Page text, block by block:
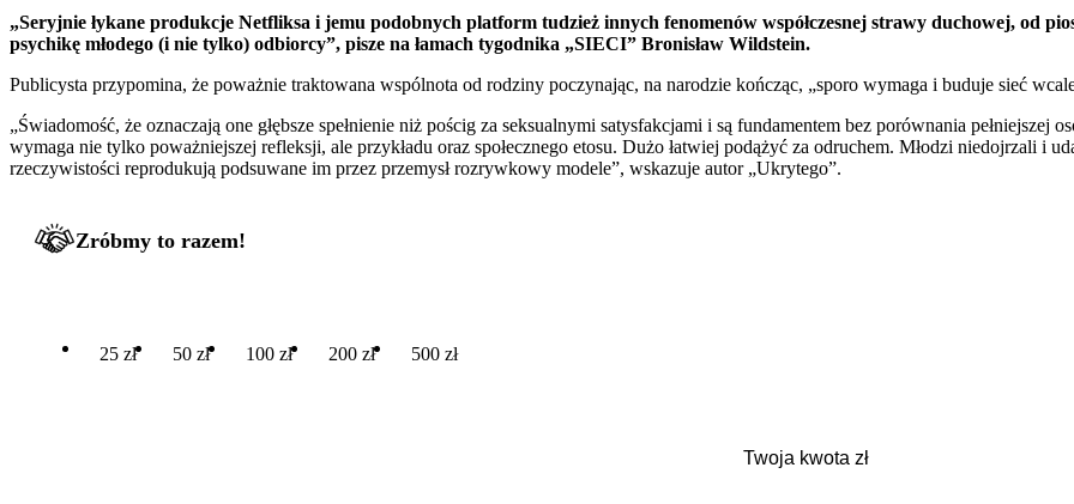
„Seryjnie łykane produkcje Netfliksa i jemu podobnych platform tudzież innych fenomenów współczesnej strawy duchowej, od
psychikę młodego (i nie tylko) odbiorcy”, pisze na łamach tygodnika „SIECI” Bronisław Wildstein.
Publicysta przypomina, że poważnie traktowana wspólnota od rodziny poczynając, na narodzie kończąc, „sporo wymaga i buduje sieć
„Świadomość, że oznaczają one głębsze spełnienie niż pościg za seksualnymi satysfakcjami i są fundamentem bez porównania pełniejszej
wymaga nie tylko poważniejszej refleksji, ale przykładu oraz społecznego etosu. Dużo łatwiej podążyć za odruchem. Młodzi niedojrzali i
rzeczywistości reprodukują podsuwane im przez przemysł rozrywkowy modele”, wskazuje autor „Ukrytego”.
Zróbmy to razem!
25 zł 50 zł 100 zł 200 zł 500 zł